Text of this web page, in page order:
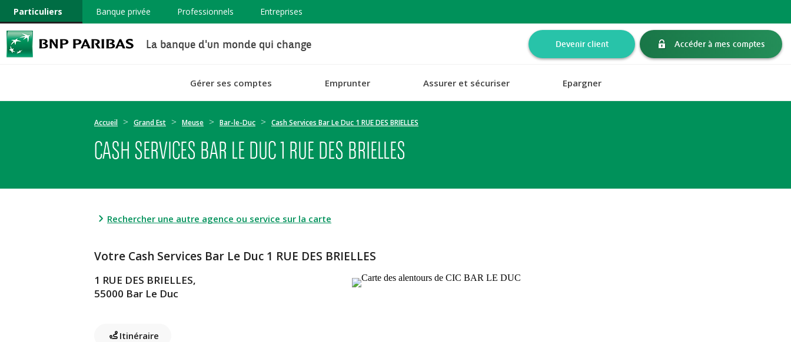
Particuliers Banque privée Professionnels Entreprises
La banque d'un monde qui change Devenir client Accéder à mes comptes
Gérer ses comptes Emprunter Assurer et sécuriser Epargner
Accueil Grand Est Meuse Bar-le-Duc Cash Services Bar Le Duc 1 RUE DES BRIELLES
CASH SERVICES BAR LE DUC 1 RUE DES BRIELLES
Rechercher une autre agence ou service sur la carte
Votre Cash Services Bar Le Duc 1 RUE DES BRIELLES
1 RUE DES BRIELLES,
55000 Bar Le Duc
Itinéraire